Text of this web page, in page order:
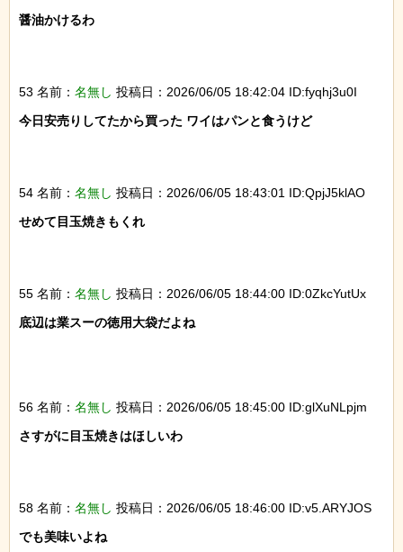
醤油かけるわ
53 名前： 名無し 投稿日：2026/06/05 18:42:04 ID:fyqhj3u0I
今日安売りしてたから買った ワイはパンと食うけど
54 名前： 名無し 投稿日：2026/06/05 18:43:01 ID:QpjJ5klAO
せめて目玉焼きもくれ
55 名前： 名無し 投稿日：2026/06/05 18:44:00 ID:0ZkcYutUx
底辺は業スーの徳用大袋だよね
56 名前： 名無し 投稿日：2026/06/05 18:45:00 ID:glXuNLpjm
さすがに目玉焼きはほしいわ
58 名前： 名無し 投稿日：2026/06/05 18:46:00 ID:v5.ARYJOS
でも美味いよね